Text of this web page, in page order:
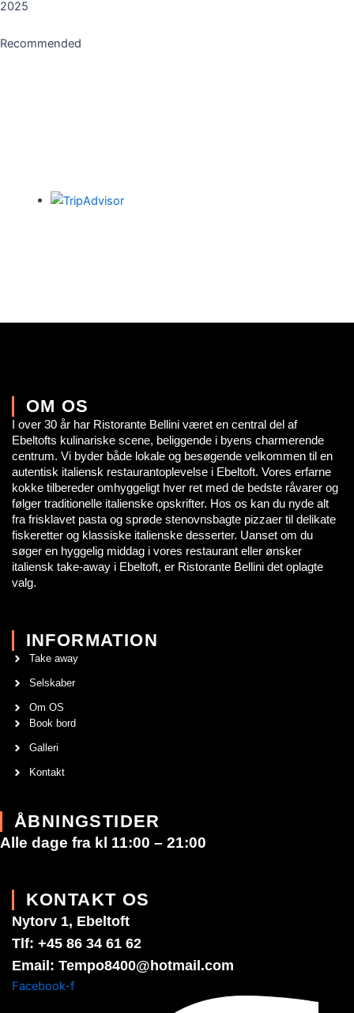
2025
Recommended
OM OS
I over 30 år har Ristorante Bellini været en central del af
Ebeltofts kulinariske scene, beliggende i byens charmerende
centrum. Vi byder både lokale og besøgende velkommen til en
autentisk italiensk restaurantoplevelse i Ebeltoft. Vores erfarne
kokke tilbereder omhyggeligt hver ret med de bedste råvarer og
følger traditionelle italienske opskrifter. Hos os kan du nyde alt
fra frisklavet pasta og sprøde stenovnsbagte pizzaer til delikate
fiskeretter og klassiske italienske desserter. Uanset om du
søger en hyggelig middag i vores restaurant eller ønsker
italiensk take-away i Ebeltoft, er Ristorante Bellini det oplagte
valg.
INFORMATION
Take away
Selskaber
Om OS
Book bord
Galleri
Kontakt
ÅBNINGSTIDER
Alle dage fra kl 11:00 – 21:00
KONTAKT OS
Nytorv 1, Ebeltoft
Tlf: +45 86 34 61 62
Email: Tempo8400@hotmail.com
Facebook-f